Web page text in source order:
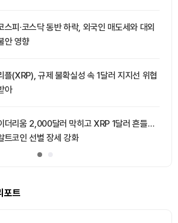
스피·코스닥 동반 하락, 외국인 매도세와 대외
안 영향
플(XRP), 규제 불확실성 속 1달러 지지선 위협
아
더리움 2,000달러 막히고 XRP 1달러 흔들…
트코인 선별 장세 강화
포트